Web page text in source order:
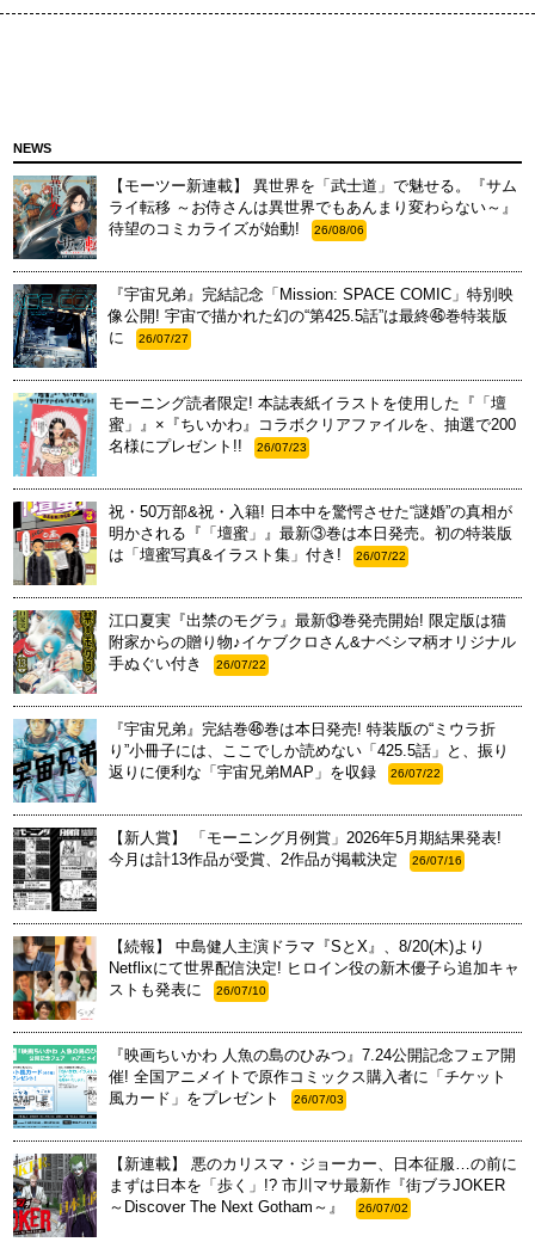
NEWS
【モーツー新連載】 異世界を「武士道」で魅せる。『サム
ライ転移 ～お侍さんは異世界でもあんまり変わらない～』
待望のコミカライズが始動!
26/08/06
『宇宙兄弟』完結記念「Mission: SPACE COMIC」特別映
像公開! 宇宙で描かれた幻の“第425.5話”は最終㊻巻特装版
に
26/07/27
モーニング読者限定! 本誌表紙イラストを使用した『「壇
蜜」』×『ちいかわ』コラボクリアファイルを、抽選で200
名様にプレゼント!!
26/07/23
祝・50万部&祝・入籍! 日本中を驚愕させた“謎婚”の真相が
明かされる『「壇蜜」』最新③巻は本日発売。初の特装版
は「壇蜜写真&イラスト集」付き!
26/07/22
江口夏実『出禁のモグラ』最新⑬巻発売開始! 限定版は猫
附家からの贈り物♪イケブクロさん&ナベシマ柄オリジナル
手ぬぐい付き
26/07/22
『宇宙兄弟』完結巻㊻巻は本日発売! 特装版の“ミウラ折
り”小冊子には、ここでしか読めない「425.5話」と、振り
返りに便利な「宇宙兄弟MAP」を収録
26/07/22
【新人賞】 「モーニング月例賞」2026年5月期結果発表!
今月は計13作品が受賞、2作品が掲載決定
26/07/16
【続報】 中島健人主演ドラマ『SとX』、8/20(木)より
Netflixにて世界配信決定! ヒロイン役の新木優子ら追加キャ
ストも発表に
26/07/10
『映画ちいかわ 人魚の島のひみつ』7.24公開記念フェア開
催! 全国アニメイトで原作コミックス購入者に「チケット
風カード」をプレゼント
26/07/03
【新連載】 悪のカリスマ・ジョーカー、日本征服…の前に
まずは日本を「歩く」!? 市川マサ最新作『街ブラJOKER
～Discover The Next Gotham～』
26/07/02